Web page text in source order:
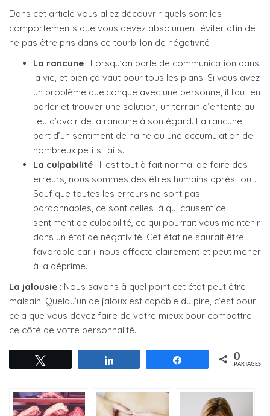
Dans cet article vous allez découvrir quels sont les
comportements que vous devez absolument éviter afin de
ne pas être pris dans ce tourbillon de négativité :
La rancune : Lorsqu’on parle de communication dans
la vie, et bien ça vaut pour tous les plans. Si vous avez
un problème quelconque avec une personne, il faut en
parler et trouver une solution, un terrain d’entente au
lieu d’avoir de la rancune à son égard. La rancune
part d’un sentiment de haine ou une accumulation de
nombreux petits faits.
La culpabilité : Il est tout à fait normal de faire des
erreurs, nous sommes des êtres humains après tout.
Sauf que toutes les erreurs ne sont pas
pardonnables, ce sont celles là qui causent ce
sentiment de culpabilité, ce qui pourrait vous maintenir
dans un état de négativité. Cet état ne saurait être
favorable car il nous affecte clairement et peut mener
à la déprime.
La jalousie : Nous savons à quel point cet état peut être
malsain. Quelqu’un de jaloux est capable du pire, c’est pour
cela que vous devez faire de votre mieux pour combattre
ce côté de votre personnalité.
Partagez 0
PARTAGES